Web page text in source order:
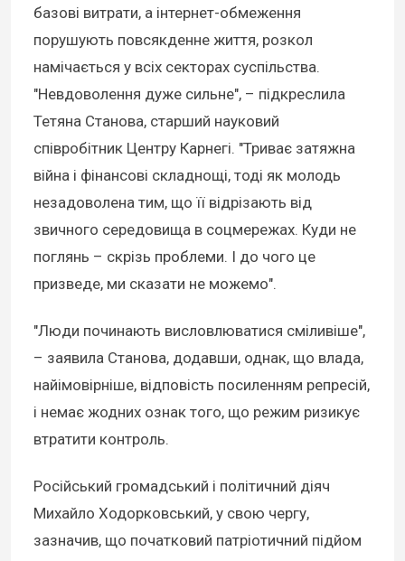
базові витрати, а інтернет-обмеження
порушують повсякденне життя, розкол
намічається у всіх секторах суспільства.
"Невдоволення дуже сильне", – підкреслила
Тетяна Станова, старший науковий
співробітник Центру Карнегі. "Триває затяжна
війна і фінансові складнощі, тоді як молодь
незадоволена тим, що її відрізають від
звичного середовища в соцмережах. Куди не
поглянь – скрізь проблеми. І до чого це
призведе, ми сказати не можемо".
"Люди починають висловлюватися сміливіше",
– заявила Станова, додавши, однак, що влада,
найімовірніше, відповість посиленням репресій,
і немає жодних ознак того, що режим ризикує
втратити контроль.
Російський громадський і політичний діяч
Михайло Ходорковський, у свою чергу,
зазначив, що початковий патріотичний підйом